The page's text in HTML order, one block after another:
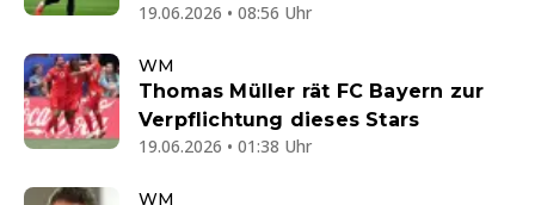
19.06.2026 • 08:56 Uhr
WM
Thomas Müller rät FC Bayern zur
Verpflichtung dieses Stars
19.06.2026 • 01:38 Uhr
WM